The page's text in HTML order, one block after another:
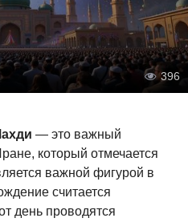
396
— это важный
который отмечается
важной фигурой в
считается
день проводятся